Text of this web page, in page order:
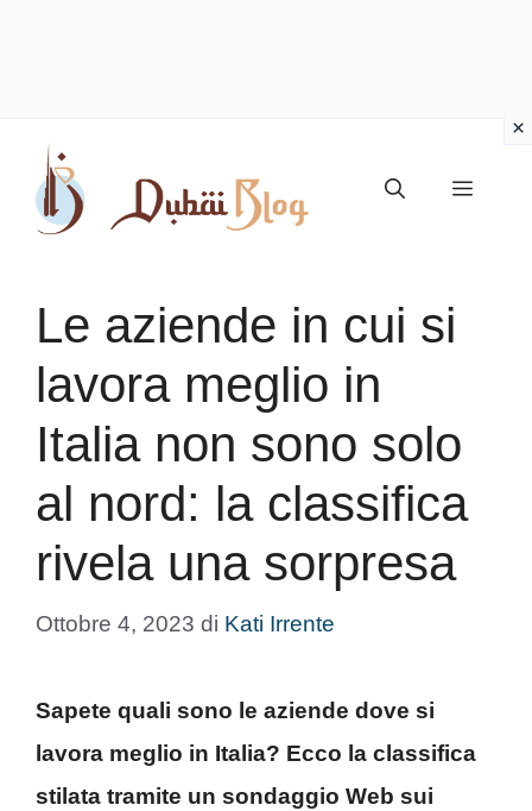
contenuto
Menu
Le aziende in cui si
lavora meglio in
Italia non sono solo
al nord: la classifica
rivela una sorpresa
Ottobre 4, 2023 di Kati Irrente
Sapete quali sono le aziende dove si
lavora meglio in Italia? Ecco la classifica
stilata tramite un sondaggio Web sui